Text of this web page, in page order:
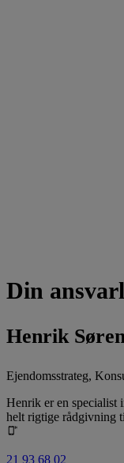
Din
Henrik
Ejendomsstrateg,
Henrik er en specialist
helt rigtige rådgivning
21 93 68 02